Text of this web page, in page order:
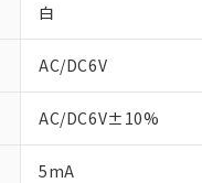
白
AC/DC6V
AC/DC6V±10%
5mA
本サービス
くものです。
当社制御機
在庫状況お
*EU RoHS指令（10物質
鉛(Pb) 1000ppm以下、
六価クロム(Cr(Ⅵ))
フタル酸ビス(2-エチル
ル（DBP） 1000ppm
但し、RoHS指令で産業
フタル酸エステル類の
「×」：最大均質
「－」：未確認で
Pb(鉛) :1000ppm、 Hg(
DEHP(フタル酸ビス(2-
当社は、こ
う）を輸出
などの必要
当社は規制
記
号
○ 一定数